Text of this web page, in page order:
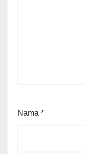
Nama *